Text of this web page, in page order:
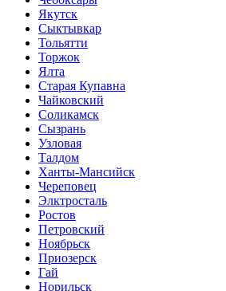
Якутск
Сыктывкар
Тольятти
Торжок
Ялта
Старая Купавна
Чайковский
Соликамск
Сызрань
Узловая
Талдом
Ханты-Мансийск
Череповец
Элктросталь
Ростов
Петровский
Ноябрьск
Приозерск
Гай
Норильск